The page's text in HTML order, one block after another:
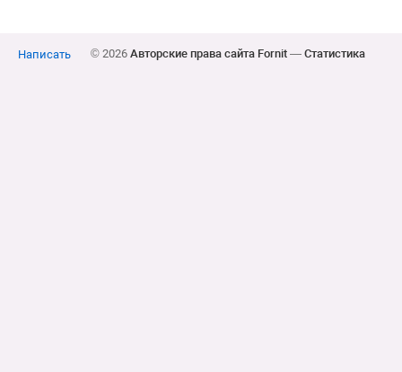
Написать © 2026 Авторские права сайта Fornit— Статистика